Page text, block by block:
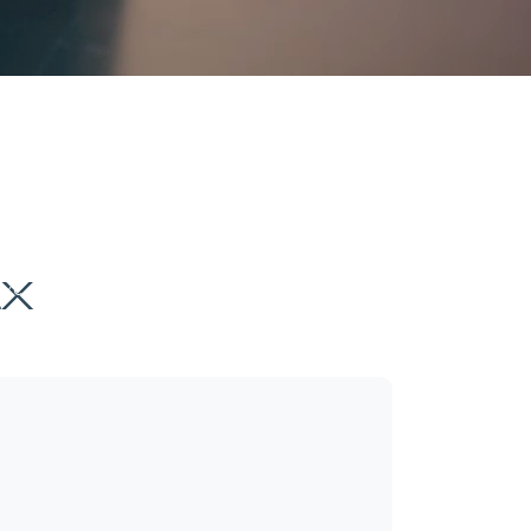
скорость